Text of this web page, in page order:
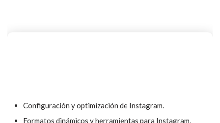
Configuración y optimización de Instagram.
Formatos dinámicos y herramientas para Instagram.